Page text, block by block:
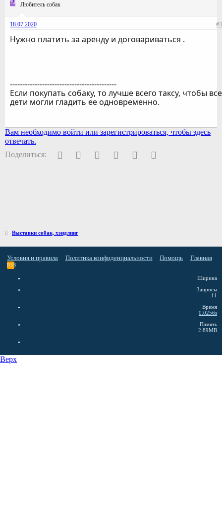
Любитель собак
18.07.2020 #3
Нужно платить за аренду и договариваться .
-------------------------------------------
Если покупать собаку, то лучше всего таксу, чтобы все
дети могли гладить ее одновременно.
Вам необходимо войти или зарегистрироваться, чтобы здесь
отвечать.
Поделиться:
FacebookTwitter PinterestWhatsAppЭлектронная почта
Выставки собак, хэндлинг
Условия и правила Политика конфиденциальности Помощь Главная
RSS
Ширина
Запросы
11
Время
0.0256s
Память
2.89MB
Верх